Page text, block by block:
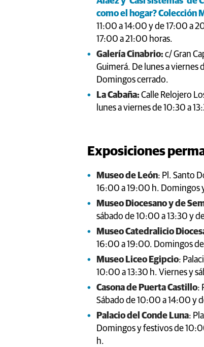
como el hogar? Colección
11:00 a 14:00 y de 17:00 a
17:00 a 21:00 horas.
Galería Cinabrio: c/ Gran
Guimerá. De lunes a
Domingos cerrado.
La Cabaña: Calle Relojero
lunes a viernes de 10:30 a
Exposiciones
Museo de León: Pl. Santo
16:00 a 19:00 h. Domingos
Museo Diocesano y de
sábado de 10:00 a 13:30 y
Museo Catedralicio
16:00 a 19:00. Domingos
Museo Liceo Egipcio:
10:00 a 13:30 h. Viernes y
Casona de Puerta Castillo:
Sábado de 10:00 a 14:00 y
Palacio del Conde Luna:
Domingos y festivos de
h.